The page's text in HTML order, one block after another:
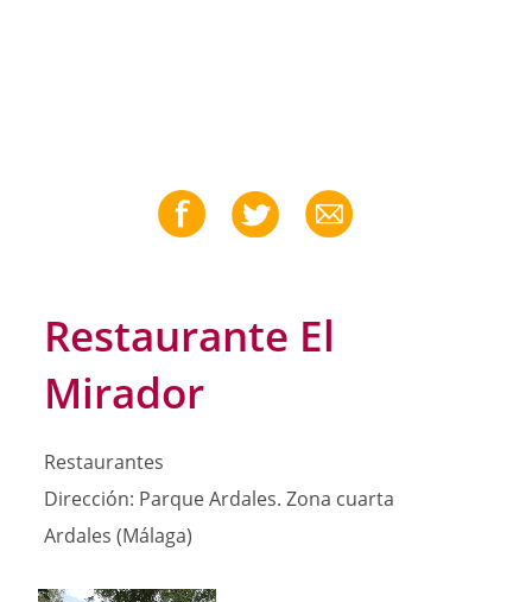
Restaurante El
Mirador
Restaurantes
Dirección: Parque Ardales. Zona cuarta
Ardales (Málaga)